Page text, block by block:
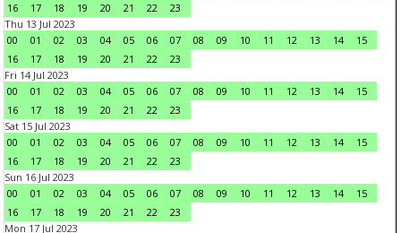
16
17 18 19 20 21 22
23
Thu 13 Jul 2023
00
01 02 03 04 05 06 07 08 09 10 11 12 13 14
15
16
17 18 19 20 21 22
23
Fri 14 Jul 2023
00
01 02 03 04 05 06 07 08 09 10 11 12 13 14
15
16
17 18 19 20 21 22
23
Sat 15 Jul 2023
00
01 02 03 04 05 06 07 08 09 10 11 12 13 14
15
16
17 18 19 20 21 22
23
Sun 16 Jul 2023
00
01 02 03 04 05 06 07 08 09 10 11 12 13 14
15
16
17 18 19 20 21 22
23
Mon 17 Jul 2023